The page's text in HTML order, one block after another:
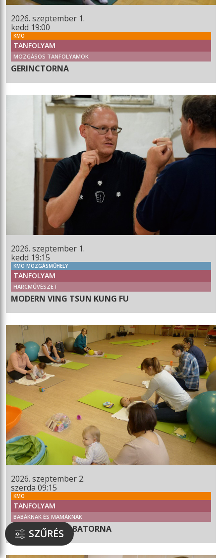
2026. szeptember 1.
kedd 19:00
KMO
TANFOLYAM
MOZGÁSOS TANFOLYAMOK
GERINCTORNA
2026. szeptember 1.
kedd 19:15
KMO MOZGÁSMŰHELY
TANFOLYAM
HARCMŰVÉSZET
MODERN VING TSUN KUNG FU
2026. szeptember 2.
szerda 09:15
KMO
TANFOLYAM
BABÁKNAK ÉS MAMÁKNAK
BABUSGATÓ BABATORNA
SZŰRÉS